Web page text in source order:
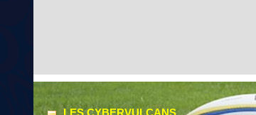
LES CYBERVULCANS